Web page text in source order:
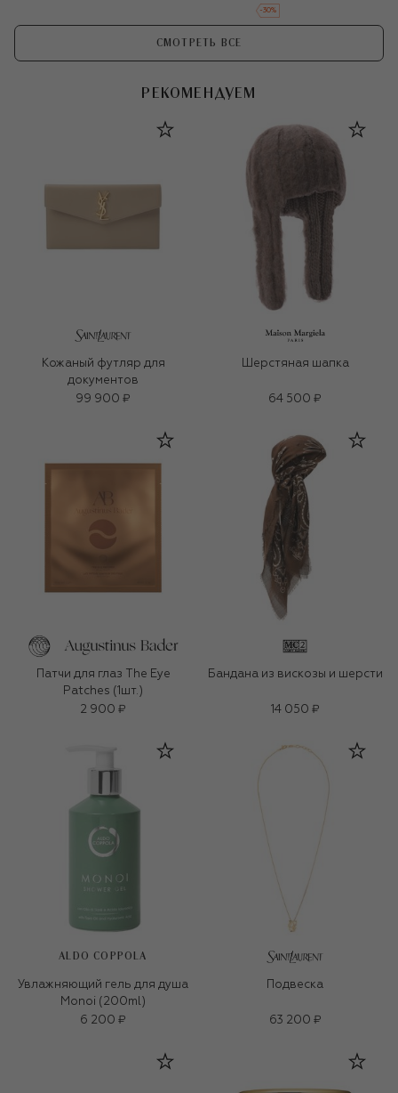
-30%
СМОТРЕТЬ ВСЕ
РЕКОМЕНДУЕМ
Кожаный футляр для
документов
99 900 ₽
Шерстяная шапка
64 500 ₽
Патчи для глаз The Eye
Patches (1шт.)
2 900 ₽
Бандана из вискозы и шерсти
14 050 ₽
ALDO COPPOLA
Увлажняющий гель для душа
Monoi (200ml)
6 200 ₽
Подвеска
63 200 ₽